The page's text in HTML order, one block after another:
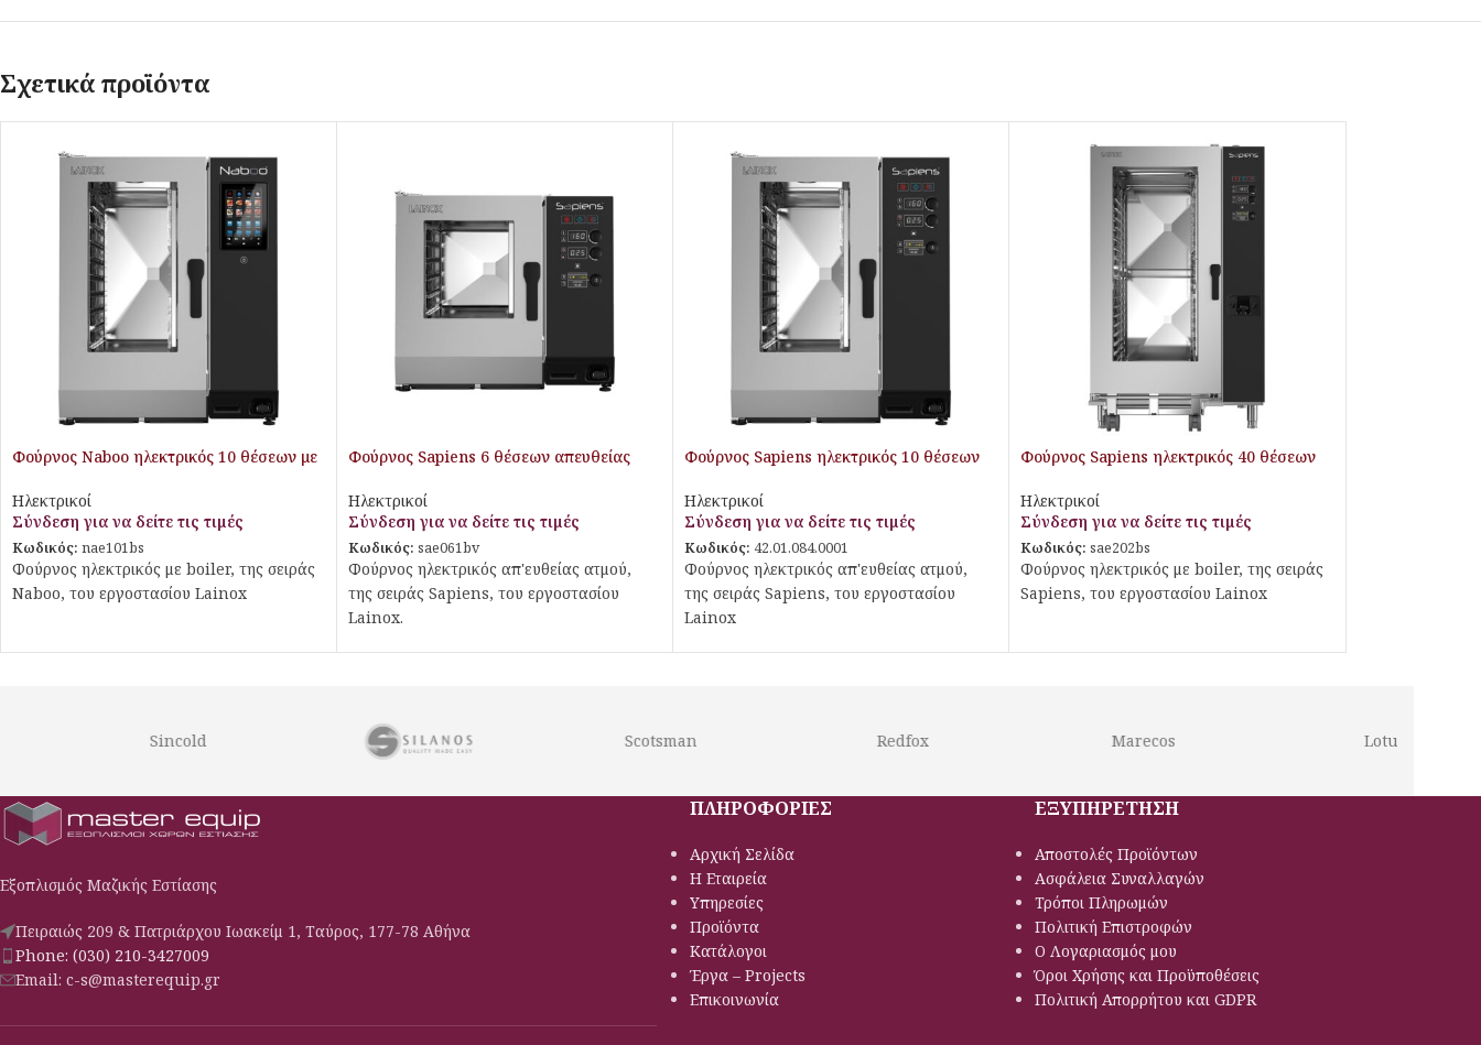
Σχετικά προϊόντα
Φούρνος Naboo ηλεκτρικός 10 θέσεων με
Ηλεκτρικοί
Σύνδεση για να δείτε τις τιμές
Κωδικός: nae101bs
Φούρνος ηλεκτρικός με boiler, της σειράς
Naboo, του εργοστασίου Lainox
Φούρνος Sapiens 6 θέσεων απευθείας
Ηλεκτρικοί
Σύνδεση για να δείτε τις τιμές
Κωδικός: sae061bv
Φούρνος ηλεκτρικός απ'ευθείας ατμού,
της σειράς Sapiens, του εργοστασίου
Lainox.
Φούρνος Sapiens ηλεκτρικός 10 θέσεων
Ηλεκτρικοί
Σύνδεση για να δείτε τις τιμές
Κωδικός: 42.01.084.0001
Φούρνος ηλεκτρικός απ'ευθείας ατμού,
της σειράς Sapiens, του εργοστασίου
Lainox
Φούρνος Sapiens ηλεκτρικός 40 θέσεων
Ηλεκτρικοί
Σύνδεση για να δείτε τις τιμές
Κωδικός: sae202bs
Φούρνος ηλεκτρικός με boiler, της σειράς
Sapiens, του εργοστασίου Lainox
Εξοπλισμός Μαζικής Εστίασης
Πειραιώς 209 & Πατριάρχου Ιωακείμ 1, Ταύρος, 177-78 Αθήνα
Phone: (030) 210-3427009
Email: c-s@masterequip.gr
ΠΛΗΡΟΦΟΡΙΕΣ
Αρχική Σελίδα
Η Εταιρεία
Υπηρεσίες
Προϊόντα
Κατάλογοι
Έργα – Projects
Επικοινωνία
ΕΞΥΠΗΡΕΤΗΣΗ
Αποστολές Προϊόντων
Ασφάλεια Συναλλαγών
Τρόποι Πληρωμών
Πολιτική Eπιστροφών
Ο Λογαριασμός μου
Όροι Χρήσης και Προϋποθέσεις
Πολιτική Απορρήτου και GDPR